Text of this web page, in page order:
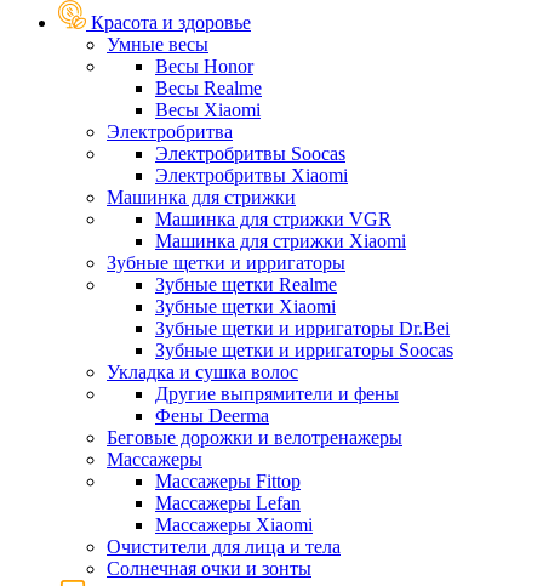
Красота и здоровье
Умные весы
Весы Honor
Весы Realme
Весы Xiaomi
Электробритва
Электробритвы Soocas
Электробритвы Xiaomi
Машинка для стрижки
Машинка для стрижки VGR
Машинка для стрижки Xiaomi
Зубные щетки и ирригаторы
Зубные щетки Realme
Зубные щетки Xiaomi
Зубные щетки и ирригаторы Dr.Bei
Зубные щетки и ирригаторы Soocas
Укладка и сушка волос
Другие выпрямители и фены
Фены Deerma
Беговые дорожки и велотренажеры
Массажеры
Массажеры Fittop
Массажеры Lefan
Массажеры Xiaomi
Очистители для лица и тела
Солнечная очки и зонты